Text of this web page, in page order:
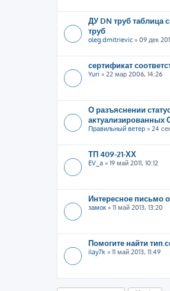
ДУ DN труб таблица
труб
oleg.dmitrievic » 09 дек
сертификат
Yuri » 22 мар 2006, 14:26
О разъяснении
актуализированных
Правильный ветер » 24
ТП 409-21-ХХ
EV_a » 19 май 2011, 10:12
Интересное письмо
замок » 11 май 2013, 13:20
Помогите найти
ilay7k » 11 май 2013, 11:49